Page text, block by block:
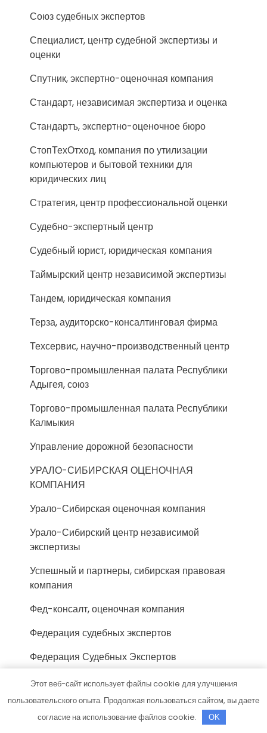
Союз судебных экспертов
Специалист, центр судебной экспертизы и
оценки
Спутник, экспертно-оценочная компания
Стандарт, независимая экспертиза и оценка
Стандартъ, экспертно-оценочное бюро
СтопТехОтход, компания по утилизации
компьютеров и бытовой техники для
юридических лиц
Стратегия, центр профессиональной оценки
Судебно-экспертный центр
Судебный юрист, юридическая компания
Таймырский центр независимой экспертизы
Тандем, юридическая компания
Терза, аудиторско-консалтинговая фирма
Техсервис, научно-производственный центр
Торгово-промышленная палата Республики
Адыгея, союз
Торгово-промышленная палата Республики
Калмыкия
Управление дорожной безопасности
УРАЛО-СИБИРСКАЯ ОЦЕНОЧНАЯ
КОМПАНИЯ
Урало-Сибирская оценочная компания
Урало-Сибирский центр независимой
экспертизы
Успешный и партнеры, сибирская правовая
компания
Фед-консалт, оценочная компания
Федерация судебных экспертов
Федерация Судебных Экспертов
Федерация Судебных Экспертов, г. Кострома
Фонд-Эксперт, компания
Этот веб-сайт использует файлы cookie для улучшения
пользовательского опыта. Продолжая пользоваться сайтом, вы даете
согласие на использование файлов cookie.
OK